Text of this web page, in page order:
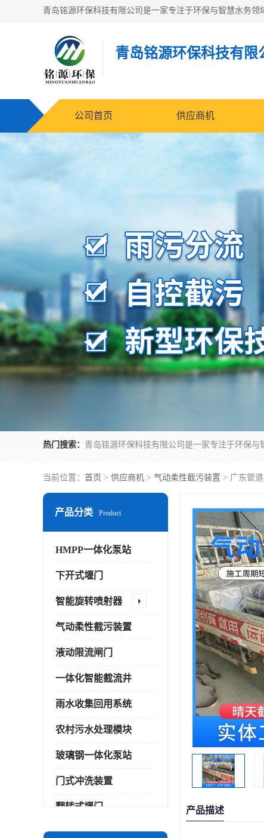
青岛铭源环保科技有限
公司首页 供应商机
热门搜索：
当前位置： 首页 > 供应商机 > 气动柔性截污装置 > 广东管
产品分类 Product
HMPP一体化泵站
下开式堰门
智能旋转喷射器
气动柔性截污装置
液动限流闸门
一体化智能截流井
雨水收集回用系统
农村污水处理模块
玻璃钢一体化泵站
门式冲洗装置
翻转式堰门
智能一体化雨水泵站
产品描述